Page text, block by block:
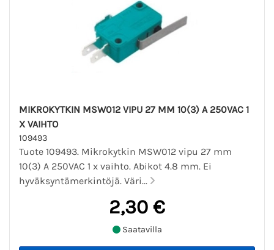
MIKROKYTKIN MSW012 VIPU 27 MM 10(3) A 250VAC 1
X VAIHTO
109493
Tuote 109493. Mikrokytkin MSW012 vipu 27 mm
10(3) A 250VAC 1 x vaihto. Abikot 4.8 mm. Ei
hyväksyntämerkintöjä. Väri...
2,30 €
Saatavilla